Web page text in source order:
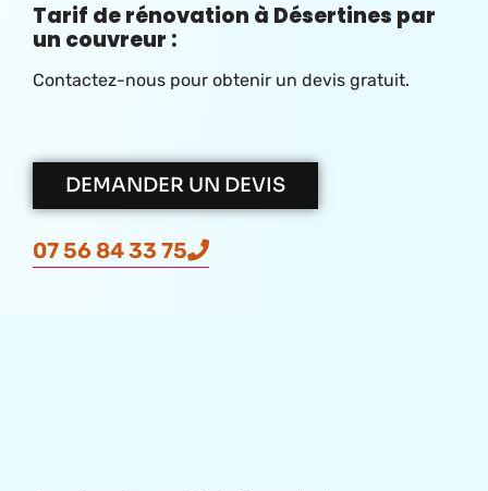
Tarif de rénovation à Désertines par
un couvreur :
Contactez-nous pour obtenir un devis gratuit.
DEMANDER UN DEVIS
07 56 84 33 75